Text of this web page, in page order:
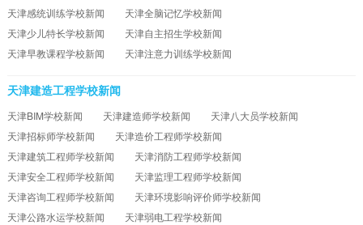
天津感统训练学校新闻
天津全脑记忆学校新闻
天津少儿特长学校新闻
天津自主招生学校新闻
天津早教课程学校新闻
天津注意力训练学校新闻
天津建造工程学校新闻
天津BIM学校新闻 天津建造师学校新闻
天津八大员学校新闻
天津招标师学校新闻
天津造价工程师学校新闻
天津建筑工程师学校新闻
天津消防工程师学校新闻
天津安全工程师学校新闻
天津监理工程师学校新闻
天津咨询工程师学校新闻
天津环境影响评价师学校新闻
天津公路水运学校新闻
天津弱电工程学校新闻